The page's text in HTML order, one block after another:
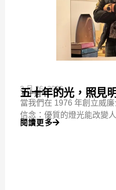
3 月 26, 2026
五十週年
五十年的光，照見
當我們在 1976 年創立威
信念：優質的燈光能改變
閱讀更多